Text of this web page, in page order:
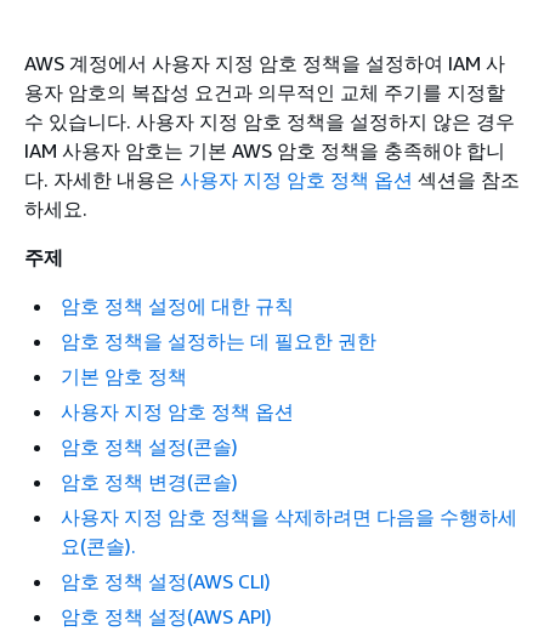
AWS 계정에서 사용자 지정 암호 정책을 설정하여 IAM 사
용자 암호의 복잡성 요건과 의무적인 교체 주기를 지정할
수 있습니다. 사용자 지정 암호 정책을 설정하지 않은 경우
IAM 사용자 암호는 기본 AWS 암호 정책을 충족해야 합니
다. 자세한 내용은 사용자 지정 암호 정책 옵션 섹션을 참조
하세요.
주제
암호 정책 설정에 대한 규칙
암호 정책을 설정하는 데 필요한 권한
기본 암호 정책
사용자 지정 암호 정책 옵션
암호 정책 설정(콘솔)
암호 정책 변경(콘솔)
사용자 지정 암호 정책을 삭제하려면 다음을 수행하세
요(콘솔).
암호 정책 설정(AWS CLI)
암호 정책 설정(AWS API)